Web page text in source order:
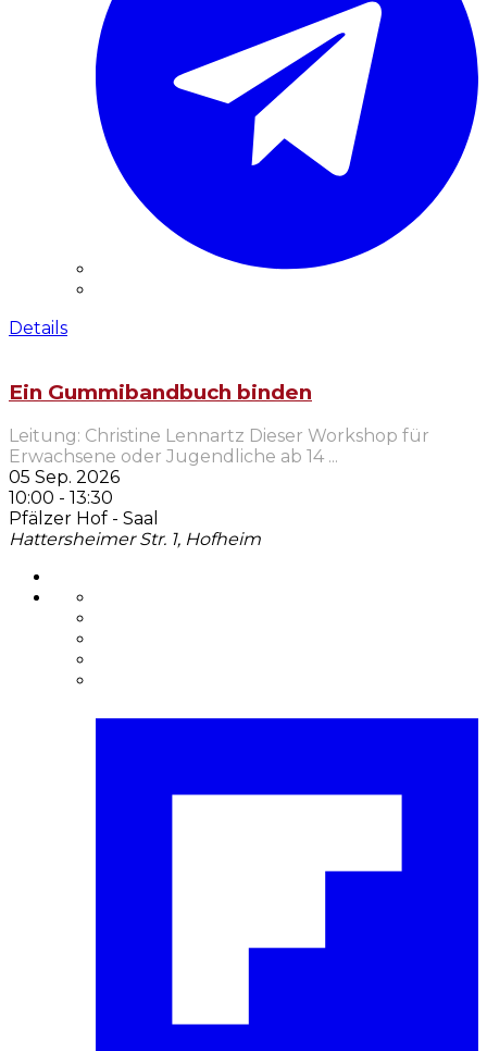
Details
Ein Gummibandbuch binden
Leitung: Christine Lennartz Dieser Workshop für
Erwachsene oder Jugendliche ab 14 ...
05 Sep. 2026
10:00 - 13:30
Pfälzer Hof - Saal
Hattersheimer Str. 1, Hofheim